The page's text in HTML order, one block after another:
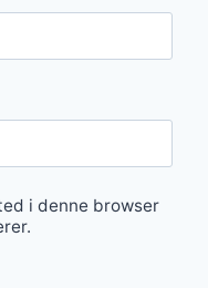
i denne browser